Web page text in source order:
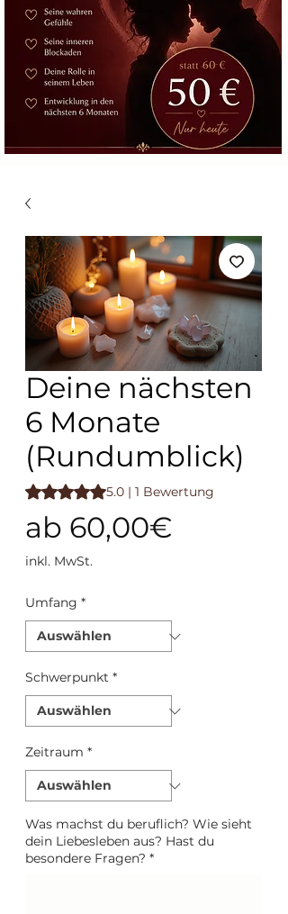
Deine nächsten
6 Monate
(Rundumblick)
Das Rating beträgt 5.0 von fünf Sternen,
5.0 | 1 Bewertung
ab 60,00€
inkl. MwSt.
Umfang *
Schwerpunkt *
Zeitraum *
Was machst du beruflich? Wie sieht
dein Liebesleben aus? Hast du
besondere Fragen? *